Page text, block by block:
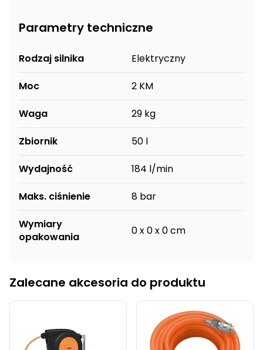
Szklarnie
foliowe
Kompostowniki
ogrodnicze
ręczne
Ziemie i
ogrodowe
Parametry techniczne
Rodzaj silnika Elektryczny
Moc 2 KM
Waga 29 kg
Zbiornik 50 l
Wydajność 184 l/min
Maks. ciśnienie 8 bar
Wymiary
opakowania
0 x 0 x 0 cm
Zalecane akcesoria do produktu